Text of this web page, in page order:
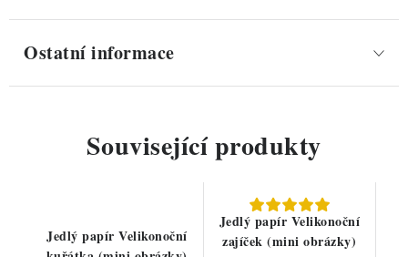
Ostatní informace
Související produkty
Jedlý papír Velikonoční
Jedlý papír Velikonoční
zajíček (mini obrázky)